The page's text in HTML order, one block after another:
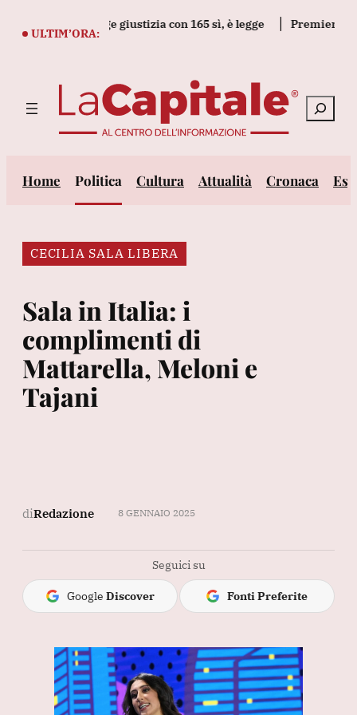
ULTIM’ORA:
il decreto legge giustizia con 165 sì, è legge Premier
Cerca
Home Politica Cultura Attualità Cronaca
CECILIA SALA LIBERA
Sala in Italia: i
complimenti di
Mattarella, Meloni e
Tajani
diRedazione 8 GENNAIO 2025
Seguici su
Google Discover Fonti Preferite